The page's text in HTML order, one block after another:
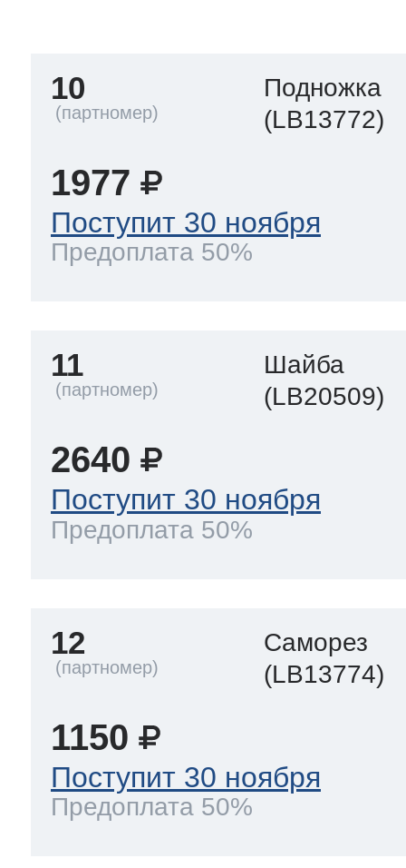
морозилок
холод.камер
10
Подножка
(LB13772)
1977
Поступит 30 ноября
Предоплата 50%
11
Шайба
(LB20509)
2640
Поступит 30 ноября
Предоплата 50%
12
Саморез
(LB13774)
1150
Поступит 30 ноября
Предоплата 50%